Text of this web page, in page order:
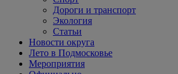
Дороги и транспорт
Экология
Статьи
Новости округа
Лето в Подмосковье
Мероприятия